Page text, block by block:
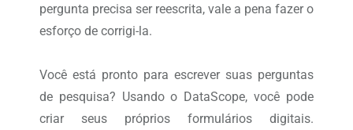
pergunta precisa ser reescrita, vale a pena fazer o
esforço de corrigi-la.
Você está pronto para escrever suas perguntas
de pesquisa? Usando o DataScope, você pode
criar seus próprios formulários digitais.